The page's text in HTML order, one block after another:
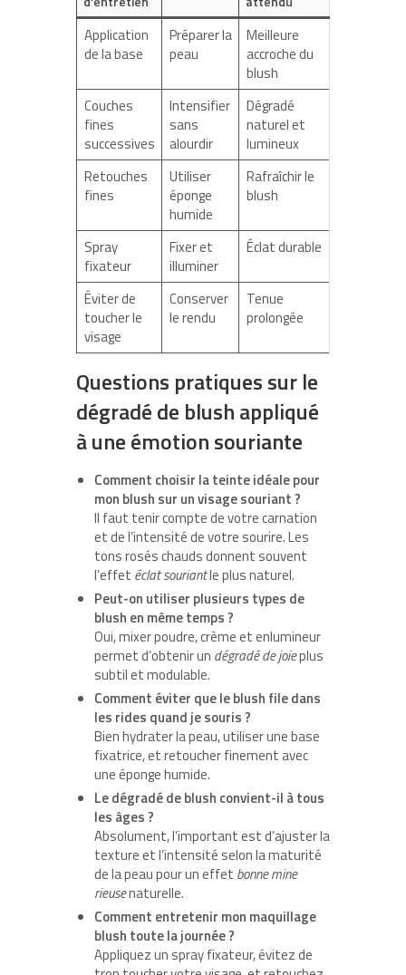
Application
de la base
Préparer la
peau
Meilleure
accroche du
blush
Couches
fines
successives
Intensifier
sans
alourdir
Dégradé
naturel et
lumineux
Retouches
fines
Utiliser
éponge
humide
Rafraîchir le
blush
Spray
fixateur
Fixer et
illuminer
Éclat durable
Éviter de
toucher le
visage
Conserver
le rendu
Tenue
prolongée
Questions pratiques sur le
dégradé de blush appliqué
à une émotion souriante
Comment choisir la teinte idéale pour
mon blush sur un visage souriant ?
Il faut tenir compte de votre carnation
et de l’intensité de votre sourire. Les
tons rosés chauds donnent souvent
l’effet éclat souriantle plus naturel.
Peut-on utiliser plusieurs types de
blush en même temps ?
Oui, mixer poudre, crème et enlumineur
permet d’obtenir un dégradé de joieplus
subtil et modulable.
Comment éviter que le blush file dans
les rides quand je souris ?
Bien hydrater la peau, utiliser une base
fixatrice, et retoucher finement avec
une éponge humide.
Le dégradé de blush convient-il à tous
les âges ?
Absolument, l’important est d’ajuster la
texture et l’intensité selon la maturité
de la peau pour un effet bonne mine
rieusenaturelle.
Comment entretenir mon maquillage
blush toute la journée ?
Appliquez un spray fixateur, évitez de